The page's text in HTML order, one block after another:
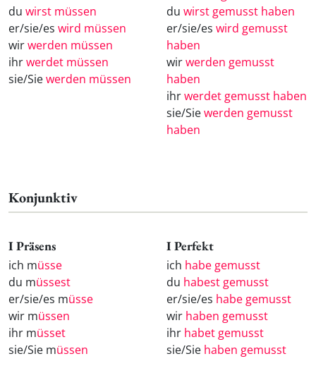
du wirst müssen
er/sie/es wird müssen
wirwerden müssen
ihrwerdet müssen
sie/Siewerden müssen
du wirst gemusst haben
er/sie/es wird gemusst
haben
wirwerden gemusst
haben
ihrwerdet gemusst haben
sie/Siewerden gemusst
haben
Konjunktiv
I Präsens
ich müsse
du müssest
er/sie/es müsse
wir müssen
ihr müsset
sie/Sie müssen
I Perfekt
ich habe gemusst
du habest gemusst
er/sie/es habe gemusst
wir haben gemusst
ihr habet gemusst
sie/Sie haben gemusst